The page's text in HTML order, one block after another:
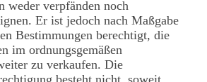
weder verpfänden noch
Er ist jedoch nach Maßgabe
Bestimmungen berechtigt, die
im ordnungsgemäßen
zu verkaufen. Die
besteht nicht, soweit